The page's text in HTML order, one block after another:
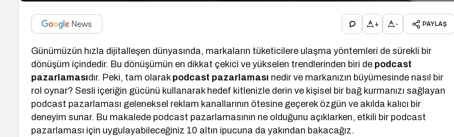
+ - PAYLAŞ
Günümüzün hızla dijitalleşen dünyasında, markaların tüketicilere ulaşma yöntemleri de sürekli bir
dönüşüm içindedir. Bu dönüşümün en dikkat çekici ve yükselen trendlerinden biri de podcast
pazarlamasıdır. Peki, tam olarak podcast pazarlaması nedir ve markanızın büyümesinde nasıl bir
rol oynar? Sesli içeriğin gücünü kullanarak hedef kitlenizle derin ve kişisel bir bağ kurmanızı sağlayan
podcast pazarlaması geleneksel reklam kanallarının ötesine geçerek özgün ve akılda kalıcı bir
deneyim sunar. Bu makalede podcast pazarlamasının ne olduğunu açıklarken, etkili bir podcast
pazarlaması için uygulayabileceğiniz 10 altın ipucuna da yakından bakacağız.